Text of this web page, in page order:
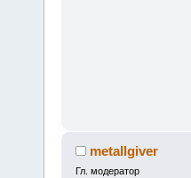
metallgiver
Гл. модератор